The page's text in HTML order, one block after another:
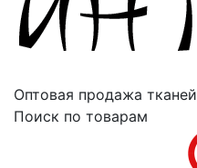
Оптовая продажа тканей
Поиск по товарам